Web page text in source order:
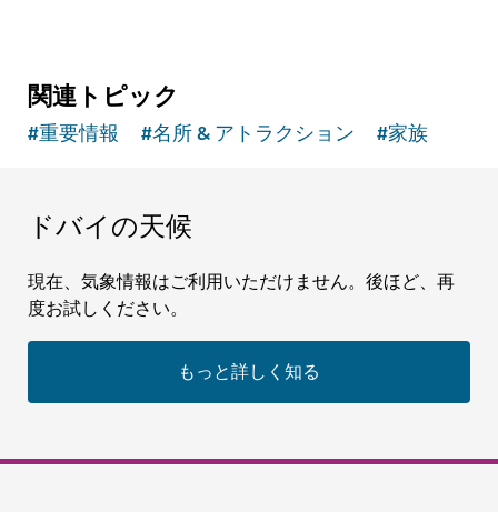
関連トピック
#重要情報 #名所 & アトラクション #家族
ドバイの天候
現在、気象情報はご利用いただけません。後ほど、再
度お試しください。
もっと詳しく知る